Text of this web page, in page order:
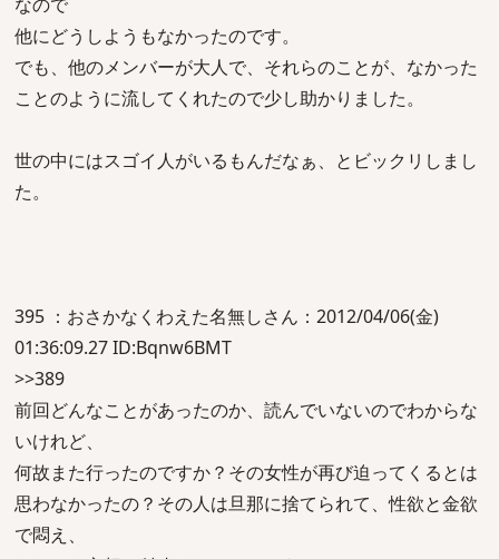
他にどうしようもなかったのです。
でも、他のメンバーが大人で、それらのことが、なかった
ことのように流してくれたので少し助かりました。
世の中にはスゴイ人がいるもんだなぁ、とビックリしまし
た。
395 ：おさかなくわえた名無しさん：2012/04/06(金)
01:36:09.27 ID:Bqnw6BMT
>>389
前回どんなことがあったのか、読んでいないのでわからな
いけれど、
何故また行ったのですか？その女性が再び迫ってくるとは
思わなかったの？その人は旦那に捨てられて、性欲と金欲
で悶え、